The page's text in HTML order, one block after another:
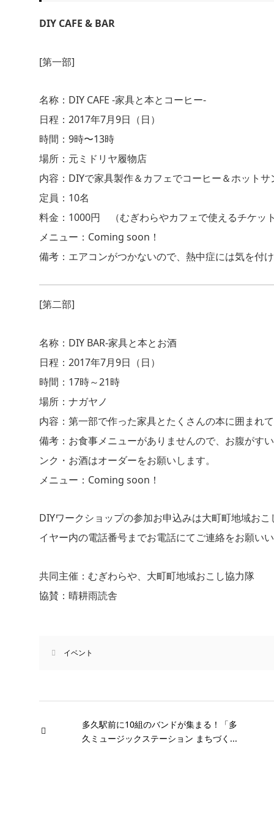
DIY CAFE & BAR
[第一部]
名称：DIY CAFE -家具と本とコーヒー-
日程：2017年7月9日（日）
時間：9時〜13時
場所：元ミドリヤ履物店
内容：DIYで家具製作＆カフェでコーヒー＆ホット
定員：10名
料金：1000円 （むぎわらやカフェで使えるチケッ
メニュー：Coming soon！
備考：エアコンがつかないので、熱中症には気を付
[第二部]
名称：DIY BAR-家具と本とお酒
日程：2017年7月9日（日）
時間：17時～21時
場所：ナガヤノ
内容：第一部で作った家具とたくさんの本に囲まれ
備考：お食事メニューがありませんので、お腹がす
ンク・お酒はオーダーをお願いします。
メニュー：Coming soon！
DIYワークショップの参加お申込みは大町町地域お
イヤー内の電話番号までお電話にてご連絡をお願い
共同主催：むぎわらや、大町町地域おこし協力隊
協賛：晴耕雨読舎
イベント
多久駅前に10組のバンドが集まる！「多
久ミュージックステーション まちづく...